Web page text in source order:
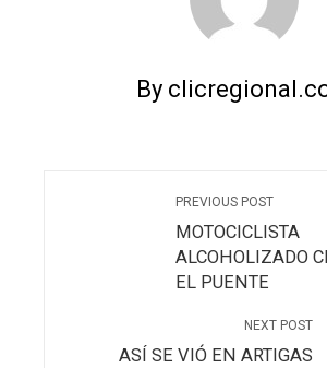
By
PREVIOUS POST
MOTOCICLISTA
ALCOHOLIZADO
EL PUENTE
NEXT POST
ASÍ SE VIÓ EN ARTIGAS